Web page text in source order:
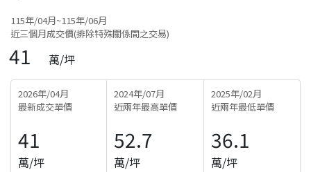
115年/04月~115年/06月
近三個月成交價(排除特殊關係間之交易)
41 萬/坪
2026年/04月
最新成交單價
41
萬/坪
2024年/07月
近兩年最高單價
52.7
萬/坪
2025年/02月
近兩年最低單價
36.1
萬/坪